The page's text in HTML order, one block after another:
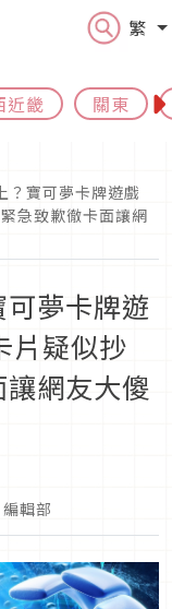
繁
近畿 關東
？寶可夢卡牌遊戲
急致歉徹卡面讓網
夢卡牌遊
片疑似抄
網友大傻
輯部